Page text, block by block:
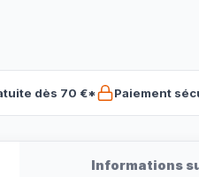
dès 70 €* Paiement
Informations